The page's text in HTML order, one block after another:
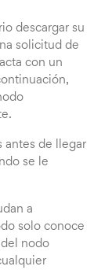
descargar su
solicitud de
con un
antes de llegar
se le
a
solo conoce
nodo